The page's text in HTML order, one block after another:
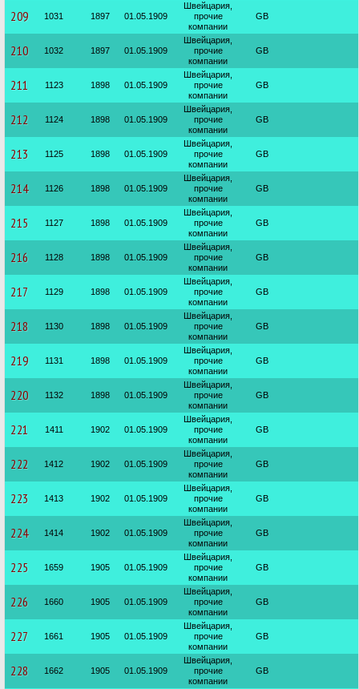
209 1031 1897 01.05.1909
Швейцария,
прочие
компании
GB
210 1032 1897 01.05.1909
Швейцария,
прочие
компании
GB
211 1123 1898 01.05.1909
Швейцария,
прочие
компании
GB
212 1124 1898 01.05.1909
Швейцария,
прочие
компании
GB
213 1125 1898 01.05.1909
Швейцария,
прочие
компании
GB
214 1126 1898 01.05.1909
Швейцария,
прочие
компании
GB
215 1127 1898 01.05.1909
Швейцария,
прочие
компании
GB
216 1128 1898 01.05.1909
Швейцария,
прочие
компании
GB
217 1129 1898 01.05.1909
Швейцария,
прочие
компании
GB
218 1130 1898 01.05.1909
Швейцария,
прочие
компании
GB
219 1131 1898 01.05.1909
Швейцария,
прочие
компании
GB
220 1132 1898 01.05.1909
Швейцария,
прочие
компании
GB
221 1411 1902 01.05.1909
Швейцария,
прочие
компании
GB
222 1412 1902 01.05.1909
Швейцария,
прочие
компании
GB
223 1413 1902 01.05.1909
Швейцария,
прочие
компании
GB
224 1414 1902 01.05.1909
Швейцария,
прочие
компании
GB
225 1659 1905 01.05.1909
Швейцария,
прочие
компании
GB
226 1660 1905 01.05.1909
Швейцария,
прочие
компании
GB
227 1661 1905 01.05.1909
Швейцария,
прочие
компании
GB
228 1662 1905 01.05.1909
Швейцария,
прочие
компании
GB